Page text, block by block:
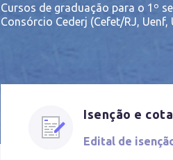
Cursos de graduação para o 1º
Consórcio Cederj (Cefet/RJ, Uenf,
Isenção e
Edital de